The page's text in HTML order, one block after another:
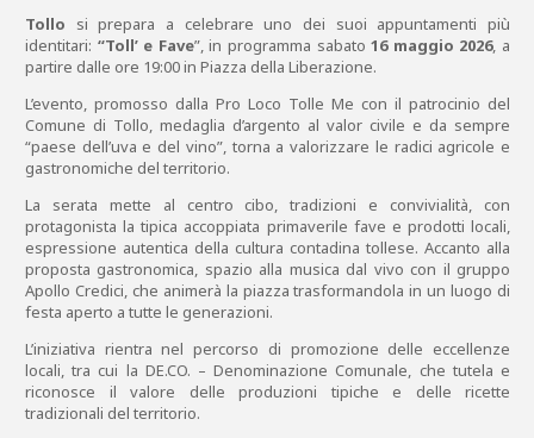
Tollo si prepara a celebrare uno dei suoi appuntamenti più
identitari: “Toll’ e Fave”, in programma sabato16 maggio 2026, a
partire dalle ore 19:00 in Piazza della Liberazione.
L’evento, promosso dalla Pro Loco Tolle Me con il patrocinio del
Comune di Tollo, medaglia d’argento al valor civile e da sempre
“paese dell’uva e del vino”, torna a valorizzare le radici agricole e
gastronomiche del territorio.
La serata mette al centro cibo, tradizioni e convivialità, con
protagonista la tipica accoppiata primaverile fave e prodotti locali,
espressione autentica della cultura contadina tollese. Accanto alla
proposta gastronomica, spazio alla musica dal vivo con il gruppo
Apollo Credici, che animerà la piazza trasformandola in un luogo di
festa aperto a tutte le generazioni.
L’iniziativa rientra nel percorso di promozione delle eccellenze
locali, tra cui la DE.CO. – Denominazione Comunale, che tutela e
riconosce il valore delle produzioni tipiche e delle ricette
tradizionali del territorio.